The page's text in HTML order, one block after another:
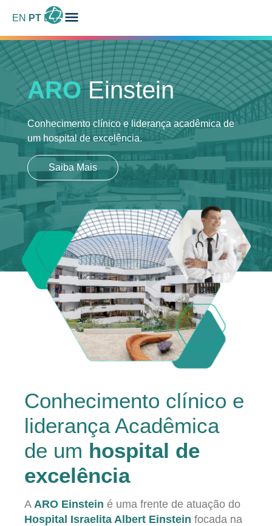
EN PT ES
ARO Einstein
Conhecimento clínico e liderança acadêmica de
um hospital de excelência.
Saiba Mais
Conhecimento clínico e
liderança Acadêmica
de um hospital de
excelência
A ARO Einstein é uma frente de atuação do
Hospital Israelita Albert Einstein focada na